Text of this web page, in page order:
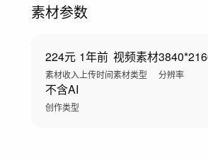
素材参数
224元
素材收入
1年前
上传时间
视频素材
素材类型 分辨率
不含AI
创作类型